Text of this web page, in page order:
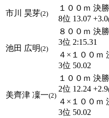
市川 昊芽(2)
１００ｍ 決勝
8位 13.07 +3.0
池田 広明(2)
８００ｍ 決勝
3位 2:15.31
４×１００ｍ
3位 50.02
美齊津 凜一(2)
１００ｍ 決勝
2位 12.24 +2.9
４×１００ｍ
3位 50.02